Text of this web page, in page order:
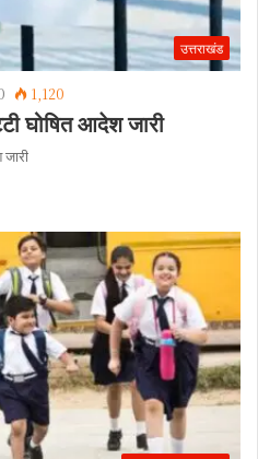
उत्तराखंड
1,120
घोषित आदेश जारी